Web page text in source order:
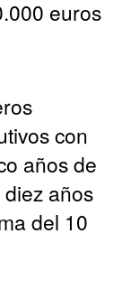
euros
con
años de
años
del 10